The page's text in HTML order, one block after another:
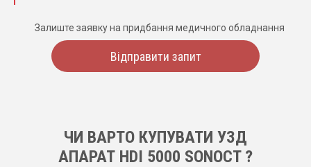
Залиште заявку на придбання медичного обладнання
Відправити запит
ЧИ ВАРТО КУПУВАТИ УЗД
АПАРАТ HDI 5000 SONOCT ?